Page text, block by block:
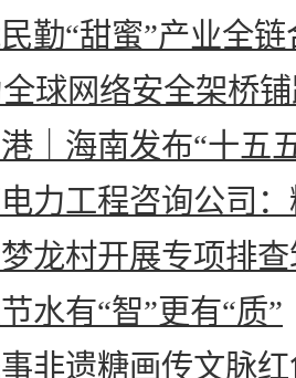
勤“甜蜜”产业全
球网络安全架桥
｜海南发布“十五
力工程咨询公司
龙村开展专项排
水有“智”更有“质”
非遗糖画传文脉